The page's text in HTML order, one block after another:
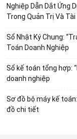
Nghiệp Dẫn Dắt Ứng
Trong Quản Trị Và Tài
Sổ Nhật Ký Chung:
Toán Doanh Nghiệp
Sổ kế toán tổng hợp:
doanh nghiệp
Sơ đồ bộ máy kế
đồ chi tiết